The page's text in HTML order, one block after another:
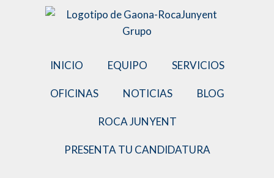
INICIO EQUIPO SERVICIOS
OFICINAS NOTICIAS BLOG
ROCA JUNYENT
PRESENTA TU CANDIDATURA